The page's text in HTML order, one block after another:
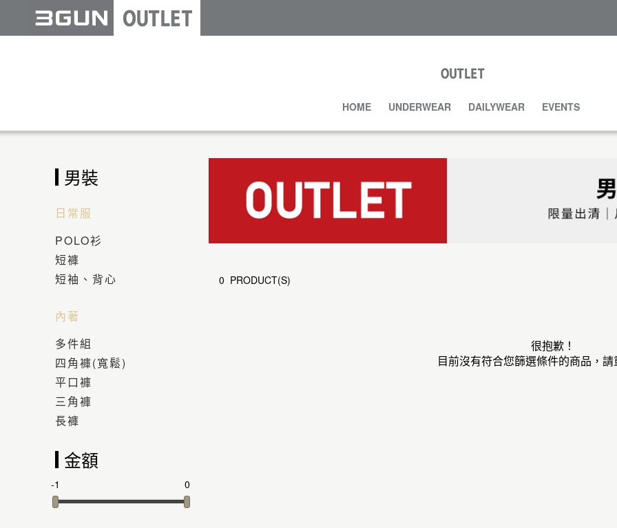
HOME UNDERWEAR DAILYWEAR EVENTS
男裝
日常服
POLO衫
短褲
短袖、背心
內著
多件組
四角褲(寬鬆)
平口褲
三角褲
長褲
金額
-1 0
0 PRODUCT(S)
很抱歉！
目前沒有符合您篩選條件的商品，請